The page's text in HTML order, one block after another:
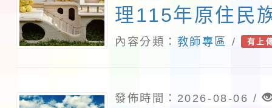
大學參訪活動成
實施計畫1份，
加，請查照。
理115年原住民
研討會「原住民
參與，請查照。
內容分類： 教師專區 / 有上
發佈時間：2026-08-06 /